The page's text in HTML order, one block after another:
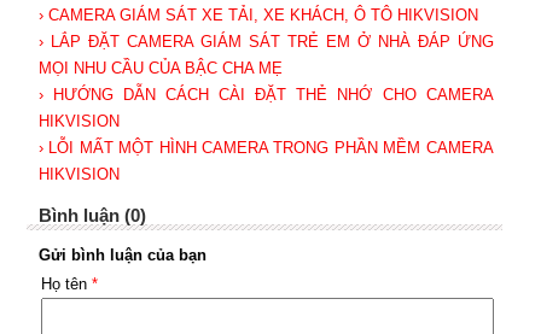
› CAMERA GIÁM SÁT XE TẢI, XE KHÁCH, Ô TÔ HIKVISION
› LẮP ĐẶT CAMERA GIÁM SÁT TRẺ EM Ở NHÀ ĐÁP ỨNG
MỌI NHU CẦU CỦA BẬC CHA MẸ
› HƯỚNG DẪN CÁCH CÀI ĐẶT THẺ NHỚ CHO CAMERA
HIKVISION
› LỖI MẤT MỘT HÌNH CAMERA TRONG PHẦN MỀM CAMERA
HIKVISION
Bình luận (0)
Gửi bình luận của bạn
Họ tên *